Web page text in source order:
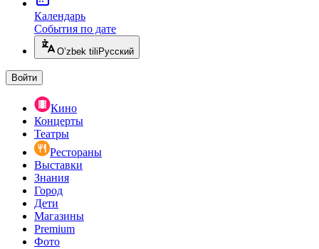
Календарь
События по дате
O’zbek tili Русский
Войти
Кино
Концерты
Театры
Рестораны
Выставки
Знания
Город
Дети
Магазины
Premium
Фото